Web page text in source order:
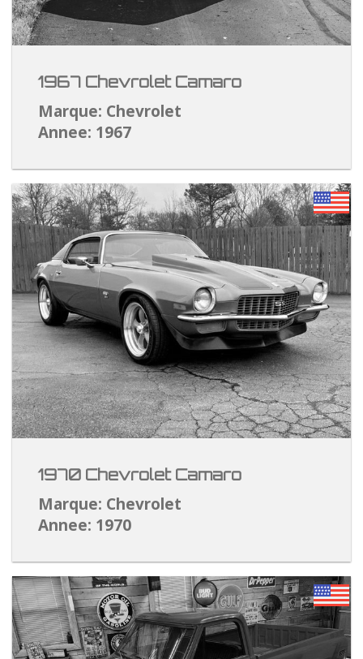
1967 Chevrolet Camaro
Marque: Chevrolet
Annee: 1967
1970 Chevrolet Camaro
Marque: Chevrolet
Annee: 1970